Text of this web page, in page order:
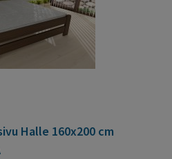
Halle 160x200 cm